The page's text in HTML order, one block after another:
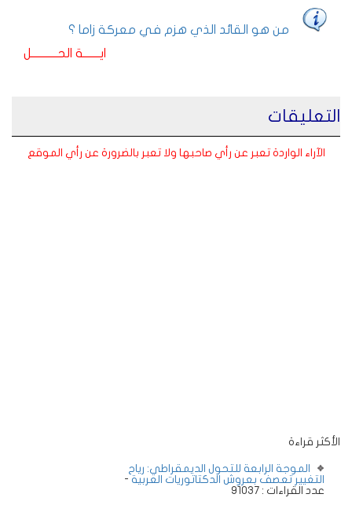
من هو القائد الذي هزم في معركة زاما ؟
ايـــــــة الحـــــــــــل
التعليقات
الآراء الواردة تعبر عن رأي صاحبها ولا تعبر بالضرورة عن رأي الموقع
الأكثر قراءة
الموجة الرابعة للتحول الديمقراطي: رياح
التغيير تعصف بعروش الدكتاتوريات العربية -
عدد القراءات : 91037